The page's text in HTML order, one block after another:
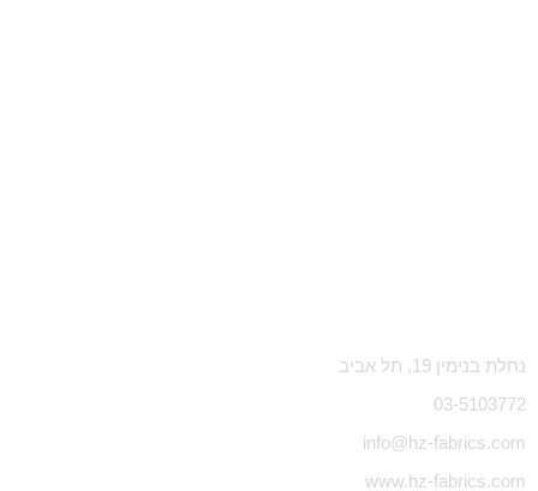
נחלת בנימין 19, תל אביב
03-5103772
info@hz-fabrics.com
www.hz-fabrics.com